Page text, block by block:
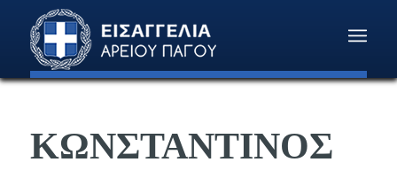
ΚΩΝΣΤΑΝΤΙΝΟΣ